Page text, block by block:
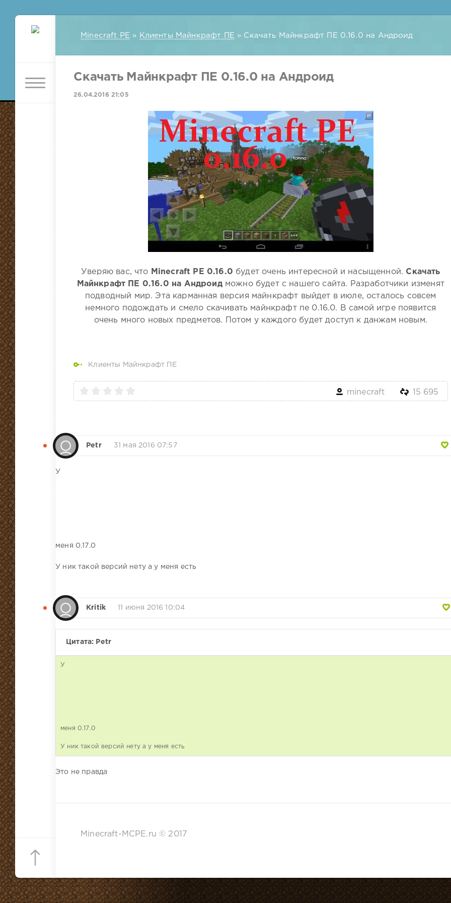
Minecraft PE » Клиенты Майнкрафт ПЕ » Скачать Майнкрафт ПЕ 0.16.0 на Андроид
Скачать Майнкрафт ПЕ 0.16.0 на Андроид
26.04.2016 21:05
Уверяю вас, что Minecraft PE 0.16.0 будет очень интересной и насыщенной. Скачать
Майнкрафт ПЕ 0.16.0 на Андроидможно будет с нашего сайта. Разработчики изменят
подводный мир. Эта карманная версия майнкрафт выйдет в июле, осталось совсем
немного подождать и смело скачивать майнкрафт пе 0.16.0. В самой игре появится
очень много новых предметов. Потом у каждого будет доступ к данжам новым.
Клиенты Майнкрафт ПЕ
minecraft 15 695
Petr 31 мая 2016 07:57
У
меня 0.17.0
У ник такой версий нету а у меня есть
Kritik 11 июня 2016 10:04
Цитата: Petr
У
меня 0.17.0
У ник такой версий нету а у меня есть
Это не правда
Minecraft-MCPE.ru © 2017